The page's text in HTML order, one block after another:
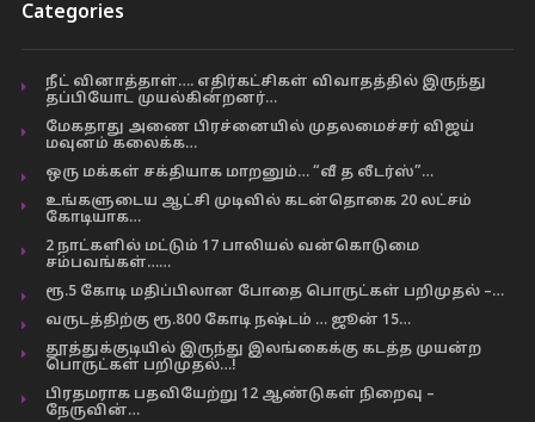
Categories
நீட் வினாத்தாள்…. எதிர்கட்சிகள் விவாதத்தில் இருந்து
தப்பியோட முயல்கின்றனர்…
மேகதாது அணை பிரச்னையில் முதலமைச்சர் விஜய்
மவுனம் கலைக்க…
ஒரு மக்கள் சக்தியாக மாறனும்… “வீ த லீடர்ஸ்”…
உங்களுடைய ஆட்சி முடிவில் கடன்தொகை 20 லட்சம்
கோடியாக…
2 நாட்களில் மட்டும் 17 பாலியல் வன்கொடுமை
சம்பவங்கள்……
ரூ.5 கோடி மதிப்பிலான போதை பொருட்கள் பறிமுதல் –…
வருடத்திற்கு ரூ.800 கோடி நஷ்டம் … ஜூன் 15…
தூத்துக்குடியில் இருந்து இலங்கைக்கு கடத்த முயன்ற
பொருட்கள் பறிமுதல்…!
பிரதமராக பதவியேற்று 12 ஆண்டுகள் நிறைவு –
நேருவின்…